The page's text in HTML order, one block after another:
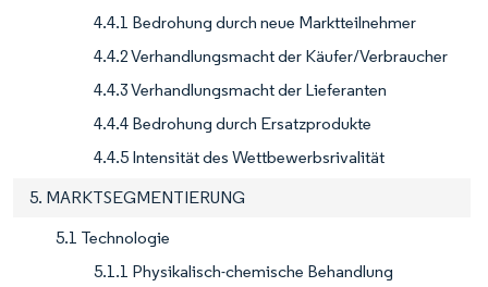
4.4.1 Bedrohung durch neue Marktteilnehmer
4.4.2 Verhandlungsmacht der Käufer/Verbraucher
4.4.3 Verhandlungsmacht der Lieferanten
4.4.4 Bedrohung durch Ersatzprodukte
4.4.5 Intensität des Wettbewerbsrivalität
5. MARKTSEGMENTIERUNG
5.1 Technologie
5.1.1 Physikalisch-chemische Behandlung